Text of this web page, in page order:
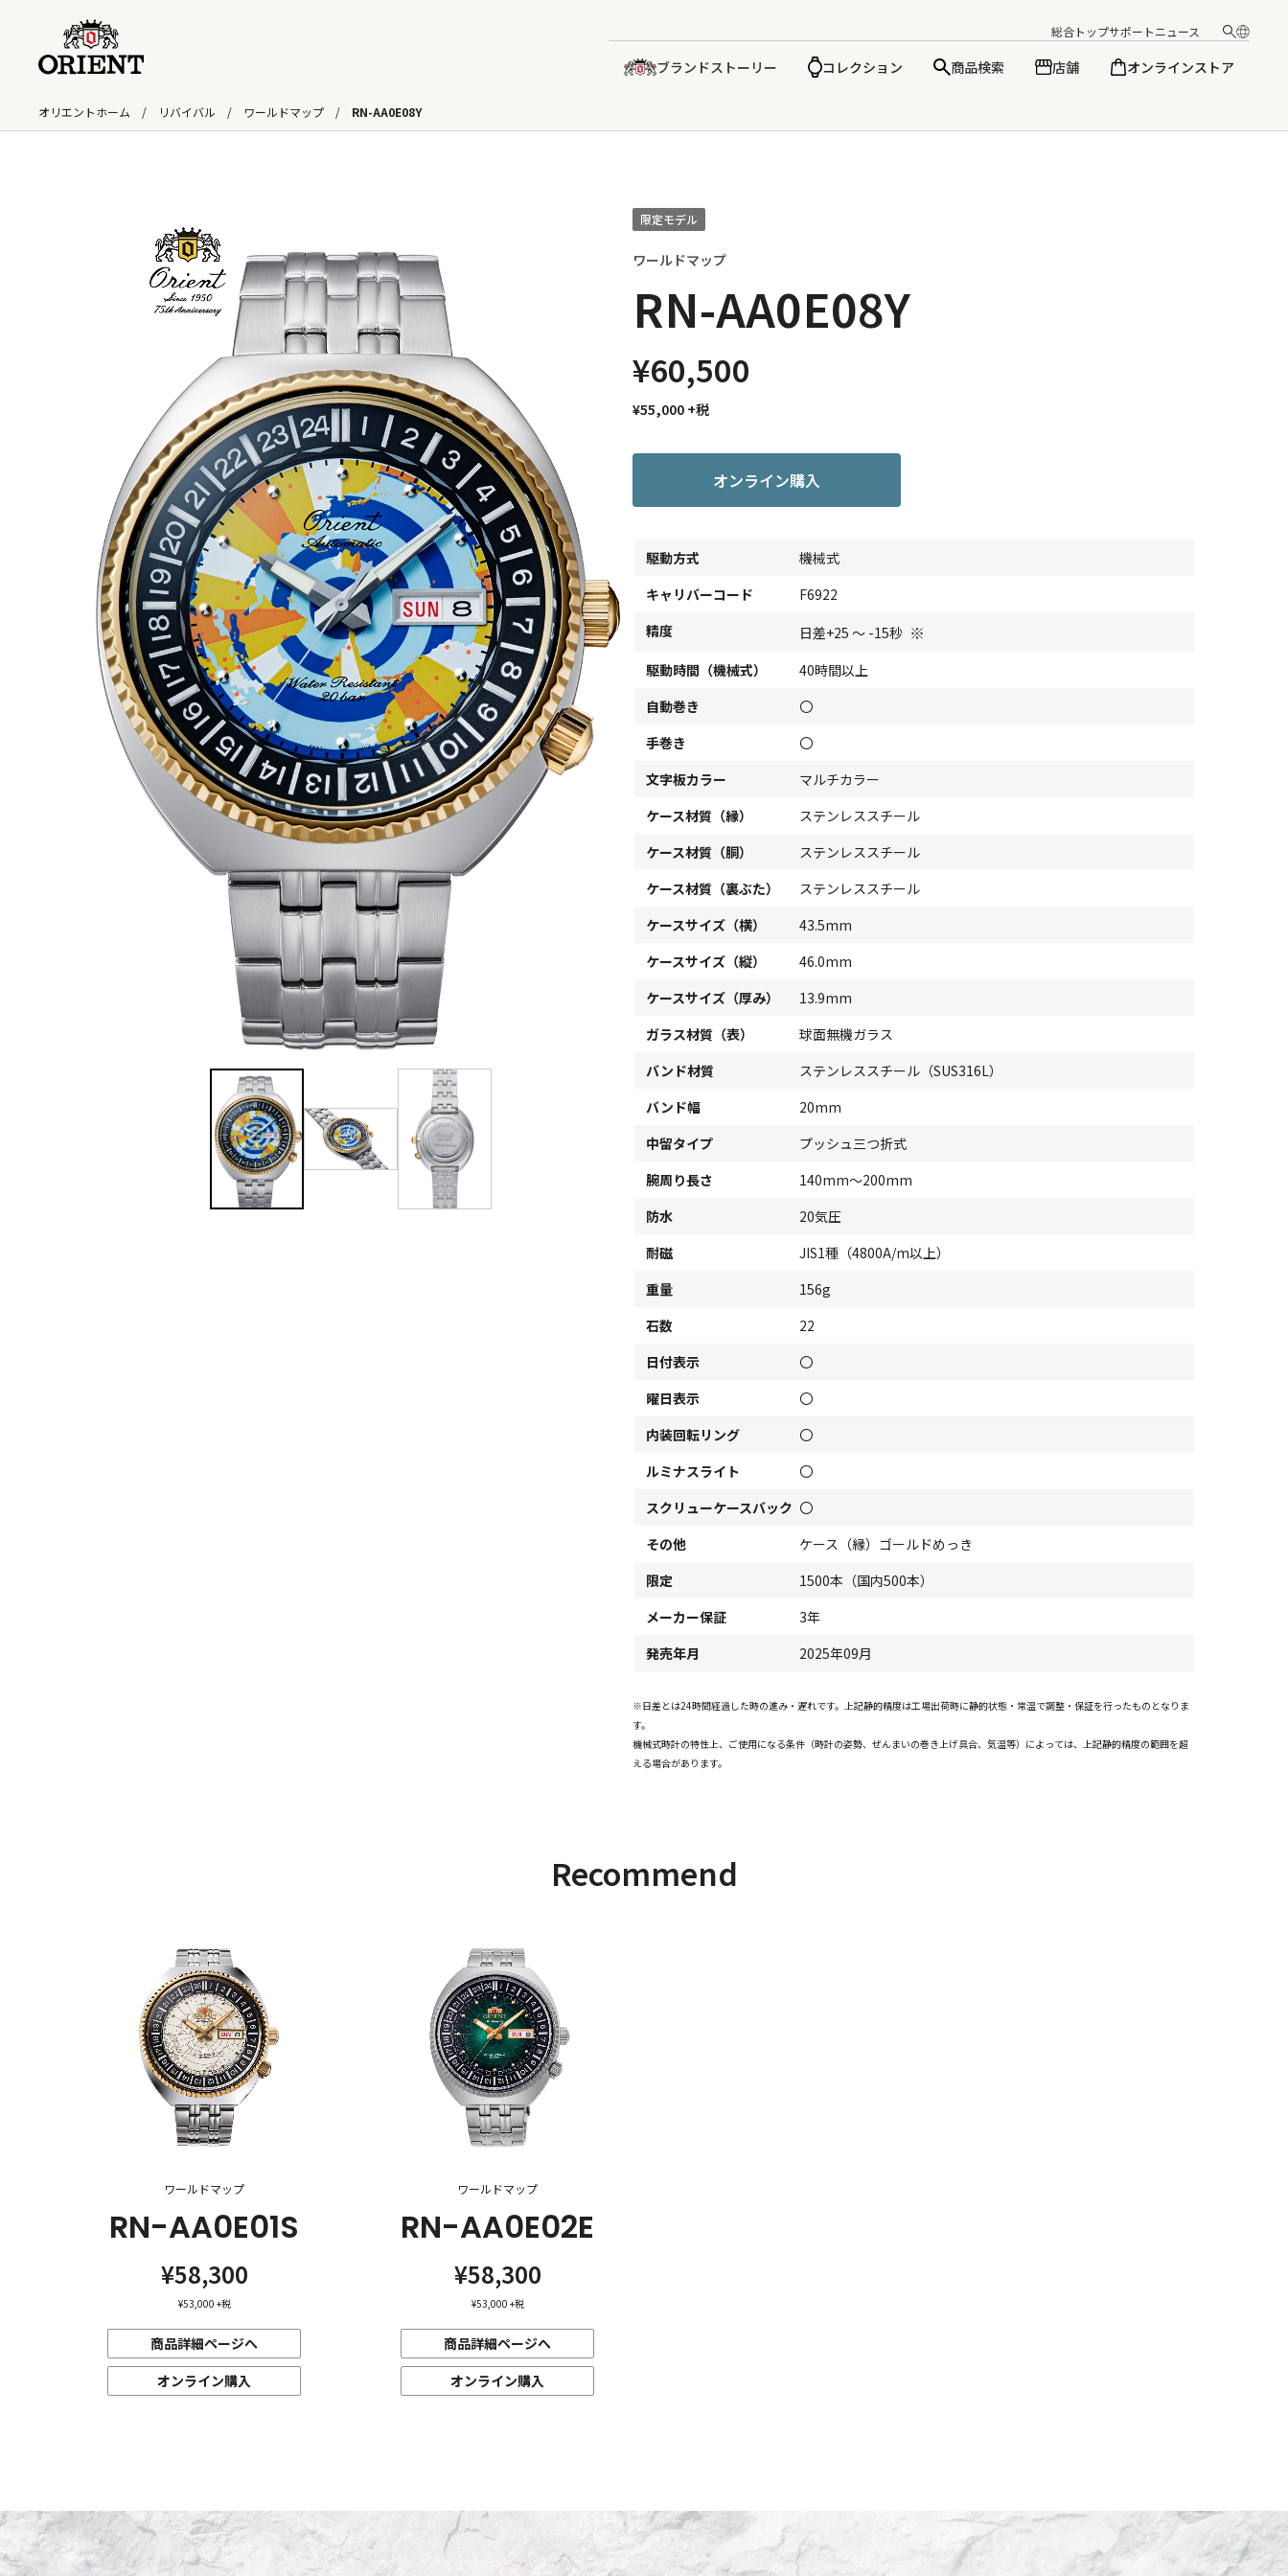
総合トップサポートニュース
検索キーワード入力
日本語
ブランドストーリー コレクション 商品検索 店舗 オンラインストア
オリエントホーム リバイバル ワールドマップ RN-AA0E08Y
限定モデル
ワールドマップ
RN-AA0E08Y
¥60,500
¥55,000 +税
オンライン購入
駆動方式
機械式
キャリバーコード
F6922
精度
日差+25 ～ -15秒 ※
駆動時間（機械式）
40時間以上
自動巻き
〇
手巻き
〇
文字板カラー
マルチカラー
ケース材質（縁）
ステンレススチール
ケース材質（胴）
ステンレススチール
ケース材質（裏ぶた）
ステンレススチール
ケースサイズ（横）
43.5mm
ケースサイズ（縦）
46.0mm
ケースサイズ（厚み）
13.9mm
ガラス材質（表）
球面無機ガラス
バンド材質
ステンレススチール（SUS316L）
バンド幅
20mm
中留タイプ
プッシュ三つ折式
腕周り長さ
140mm～200mm
防水
20気圧
耐磁
JIS1種（4800A/m以上）
重量
156g
石数
22
日付表示
〇
曜日表示
〇
内装回転リング
〇
ルミナスライト
〇
スクリューケースバック 〇
その他
ケース（縁）ゴールドめっき
限定
1500本（国内500本）
メーカー保証
3年
発売年月
2025年09月
※日差とは24時間経過した時の進み・遅れです。上記静的精度は工場出荷時に静的状態・常温で調整・保証を行ったものとなりま
す。
機械式時計の特性上、ご使用になる条件（時計の姿勢、ぜんまいの巻き上げ具合、気温等）によっては、上記静的精度の範囲を超
える場合があります。
Recommend
ワールドマップ
RN-AA0E01S
¥58,300
¥53,000 +税
商品詳細ページへ
オンライン購入
ワールドマップ
RN-AA0E02E
¥58,300
¥53,000 +税
商品詳細ページへ
オンライン購入